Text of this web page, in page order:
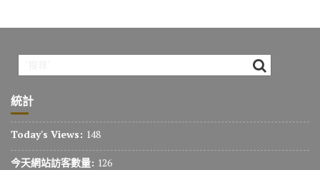
統計
Today's Views: 148
今天網站訪客數量: 126